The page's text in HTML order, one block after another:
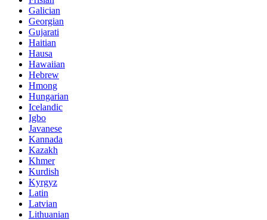
Galician
Georgian
Gujarati
Haitian
Hausa
Hawaiian
Hebrew
Hmong
Hungarian
Icelandic
Igbo
Javanese
Kannada
Kazakh
Khmer
Kurdish
Kyrgyz
Latin
Latvian
Lithuanian